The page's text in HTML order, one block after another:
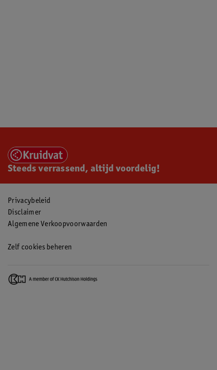
Steeds verrassend, altijd voordelig!
Privacybeleid
Disclaimer
Algemene Verkoopvoorwaarden
Zelf cookies beheren